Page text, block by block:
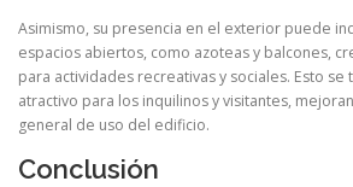
Asimismo, su presencia en el exterior puede
espacios abiertos, como azoteas y balcones,
para actividades recreativas y sociales. Esto se
atractivo para los inquilinos y visitantes,
general de uso del edificio.
Conclusión